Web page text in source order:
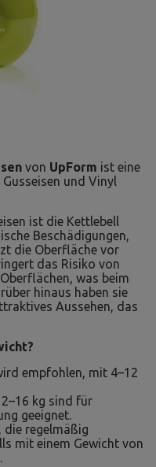
von UpForm ist eine
und Vinyl
ist die Kettlebell
Beschädigungen,
die Oberfläche vor
das Risiko von
was beim
hinaus haben sie
Aussehen, das
empfohlen, mit 4–12
kg sind für
geeignet.
die regelmäßig
mit einem Gewicht von